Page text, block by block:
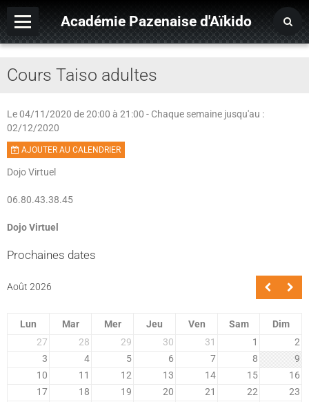
Académie Pazenaise d'Aïkido
Album photo
Agenda
Cours Taiso adultes
Le 04/11/2020 de 20:00 à 21:00 - Chaque semaine jusqu'au :
02/12/2020
AJOUTER AU CALENDRIER
Dojo Virtuel
06.80.43.38.45
Dojo Virtuel
Prochaines dates
Août 2026
Lun Mar Mer Jeu Ven Sam
Dim
27
28 29 30 31 1
2
3
4 5 6 7 8
9
10
11 12 13 14 15
16
17
18 19 20 21 22
23